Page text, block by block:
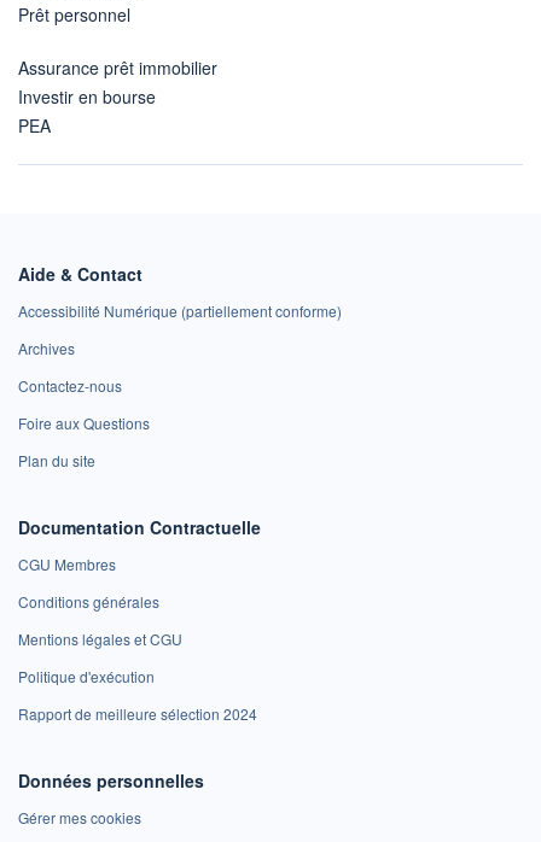
Prêt personnel
Assurance prêt immobilier
Investir en bourse
PEA
Aide & Contact
Accessibilité Numérique (partiellement conforme)
Archives
Contactez-nous
Foire aux Questions
Plan du site
Documentation Contractuelle
CGU Membres
Conditions générales
Mentions légales et CGU
Politique d'exécution
Rapport de meilleure sélection 2024
Données personnelles
Gérer mes cookies